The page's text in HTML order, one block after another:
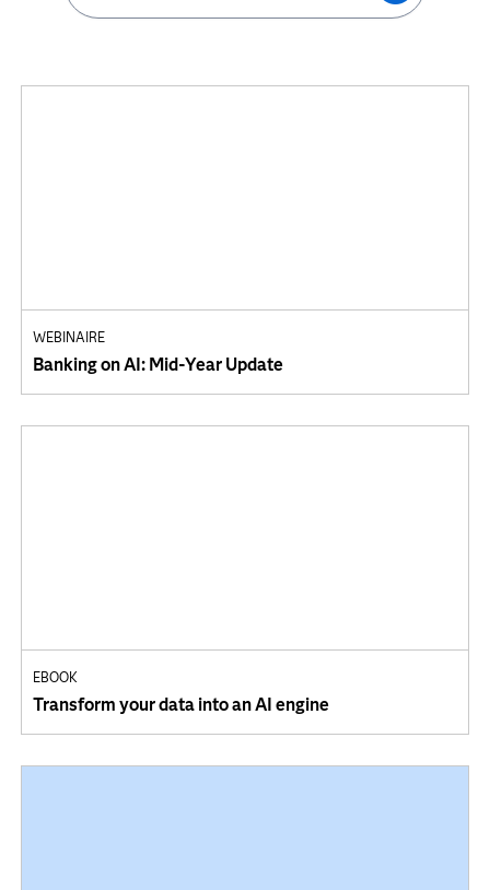
WEBINAIRE
Banking on AI: Mid-Year Update
EBOOK
Transform your data into an AI engine